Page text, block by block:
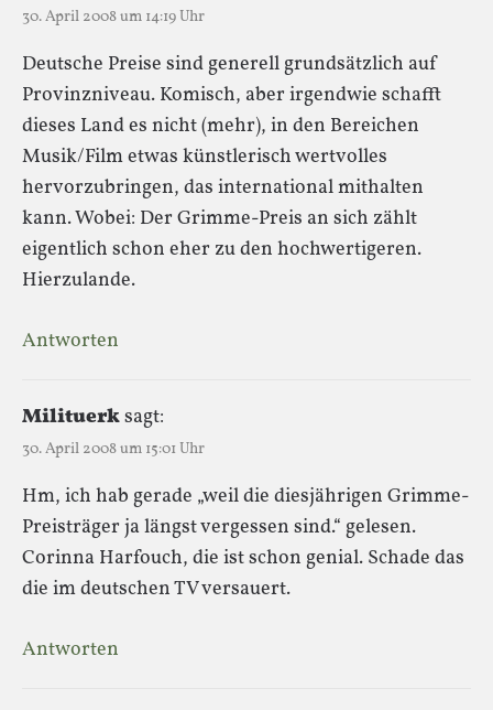
30. April 2008 um 14:19 Uhr
Deutsche Preise sind generell grundsätzlich auf
Provinzniveau. Komisch, aber irgendwie schafft
dieses Land es nicht (mehr), in den Bereichen
Musik/Film etwas künstlerisch wertvolles
hervorzubringen, das international mithalten
kann. Wobei: Der Grimme-Preis an sich zählt
eigentlich schon eher zu den hochwertigeren.
Hierzulande.
Antworten
Milituerksagt:
30. April 2008 um 15:01 Uhr
Hm, ich hab gerade „weil die diesjährigen Grimme-
Preisträger ja längst vergessen sind.“ gelesen.
Corinna Harfouch, die ist schon genial. Schade das
die im deutschen TV versauert.
Antworten